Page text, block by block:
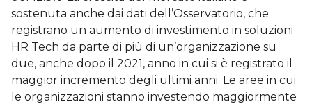
sostenuta anche dai dati dell’Osservatorio, che
registrano un aumento di investimento in soluzioni
HR Tech da parte di più di un’organizzazione su
due, anche dopo il 2021, anno in cui si è registrato il
maggior incremento degli ultimi anni. Le aree in cui
le organizzazioni stanno investendo maggiormente